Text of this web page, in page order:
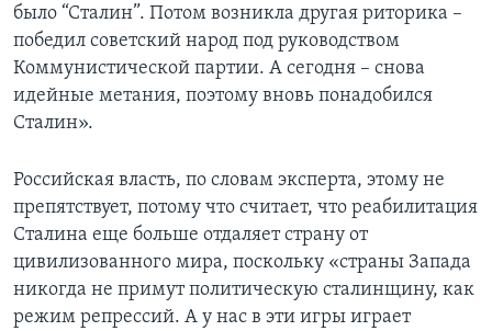
было “Сталин”. Потом возникла другая риторика –
победил советский народ под руководством
Коммунистической партии. А сегодня – снова
идейные метания, поэтому вновь понадобился
Сталин».
Российская власть, по словам эксперта, этому не
препятствует, потому что считает, что реабилитация
Сталина еще больше отдаляет страну от
цивилизованного мира, поскольку «страны Запада
никогда не примут политическую сталинщину, как
режим репрессий. А у нас в эти игры играет